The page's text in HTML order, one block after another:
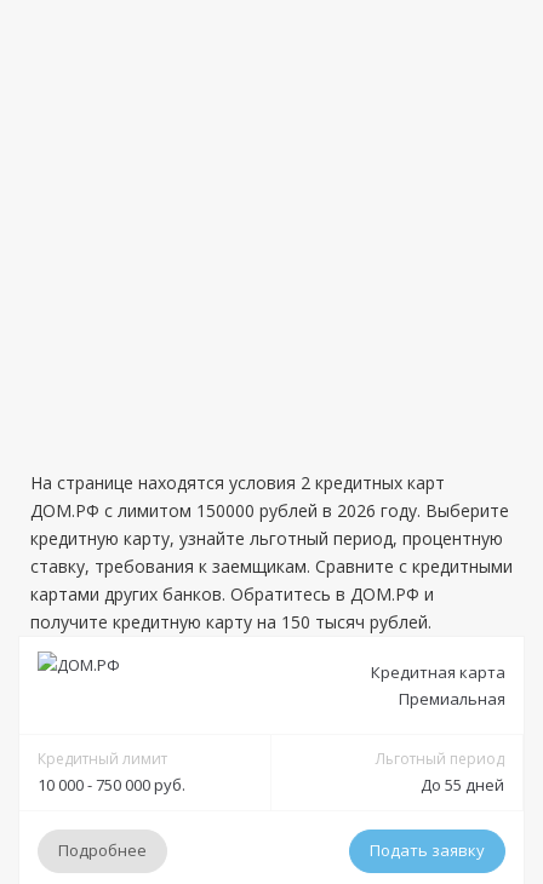
На странице находятся условия 2 кредитных карт
ДОМ.РФ с лимитом 150000 рублей в 2026 году. Выберите
кредитную карту, узнайте льготный период, процентную
ставку, требования к заемщикам. Сравните с кредитными
картами других банков. Обратитесь в ДОМ.РФ и
получите кредитную карту на 150 тысяч рублей.
Кредитная карта
Премиальная
Кредитный лимит
10 000 - 750 000 руб.
Льготный период
До 55 дней
Подробнее Подать заявку